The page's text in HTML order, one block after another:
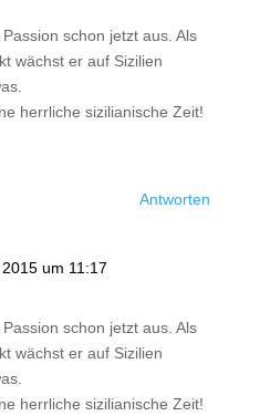
schon jetzt aus. Als
wächst er auf Sizilien
herrliche sizilianische Zeit!
Antworten
um 11:17
schon jetzt aus. Als
wächst er auf Sizilien
herrliche sizilianische Zeit!